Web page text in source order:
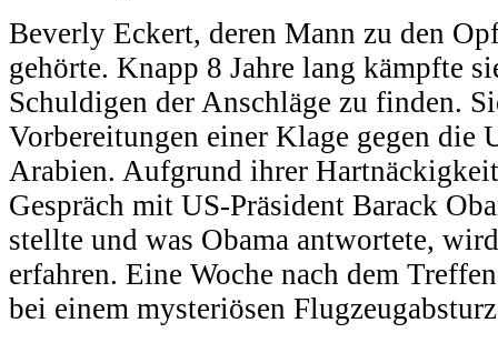
Beverly Eckert, deren Mann zu den
gehörte. Knapp 8 Jahre lang kämpfte
Schuldigen der Anschläge zu finden.
Vorbereitungen einer Klage gegen die
Arabien. Aufgrund ihrer
Gespräch mit US-Präsident Barack
stellte und was Obama antwortete,
erfahren. Eine Woche nach dem
bei einem mysteriösen